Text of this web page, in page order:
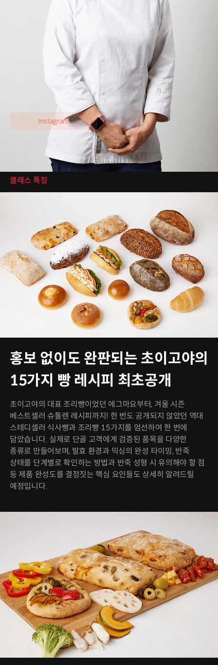
현) 베이커리 초이고야 오너 셰프 (2015~)
일본과자전문학교 제빵과 졸업
일본 르 수플레(Le Souffle) 근무
일본 라루칸세루 근무
Instagram
클래스 특징
홍보 없이도 완판되는 초이고야의
15가지 빵 레시피 최초공개
초이고야의 대표 조리빵이었던 에그마요부터, 겨울 시즌
베스트셀러 슈톨렌 레시피까지! 한 번도 공개되지 않았던 역대
스테디셀러 식사빵과 조리빵 15가지를 엄선하여 한 번에
담았습니다. 실제로 단골 고객에게 검증된 품목을 다양한
종류로 만들어보며, 발효 환경과 믹싱의 완성 타이밍, 반죽
상태를 단계별로 확인하는 방법과 반죽 성형 시 유의해야 할 점
등 제품 완성도를 결정짓는 핵심 요인들도 상세히 알려드릴
예정입니다.